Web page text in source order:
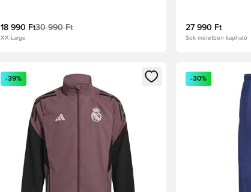
18 990 Ft30 990 Ft
XX-Large
27 990 Ft
Sok méretben kapható
tagként való regisztrációhoz
Megnyit egy modált a bejelentkezéshez vagy a tagként való
-39%
Megnyit egy
-30%